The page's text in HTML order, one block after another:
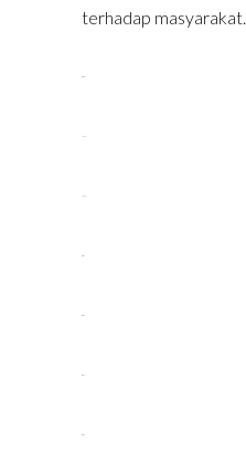
terhadap masyarakat.